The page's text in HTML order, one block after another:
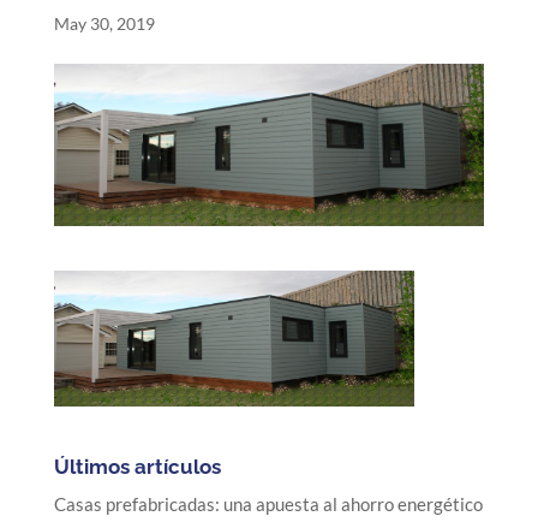
May 30, 2019
Últimos artículos
Casas prefabricadas: una apuesta al ahorro energético